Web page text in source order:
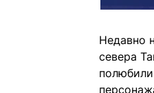
Недавно
севера